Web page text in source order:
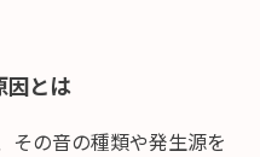
因とは
その音の種類や発生源を